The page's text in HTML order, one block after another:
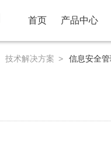
首页 产品中心
技术解决方案 > 信息安全管